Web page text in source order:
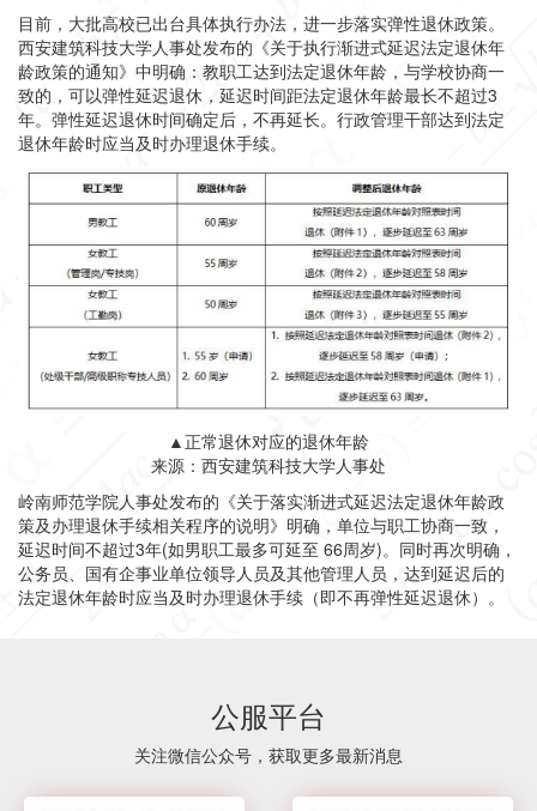
目前，大批高校已出台具体执行办法，进一步落实弹性退休政策。
西安建筑科技大学人事处发布的《关于执行渐进式延迟法定退休年
龄政策的通知》中明确：教职工达到法定退休年龄，与学校协商一
致的，可以弹性延迟退休，延迟时间距法定退休年龄最长不超过3
年。弹性延迟退休时间确定后，不再延长。行政管理干部达到法定
退休年龄时应当及时办理退休手续。
▲正常退休对应的退休年龄
来源： 西安建筑科技大学人事处
岭南师范学院人事处发布的《关于落实渐进式延迟法定退休年龄政
策及办理退休手续相关程序的说明》明确，单位与职工协商一致，
延迟时间不超过3年(如男职工最多可延至 66周岁)。同时再次明确，
公务员、国有企事业单位领导人员及其他管理人员，达到延迟后的
法定退休年龄时应当及时办理退休手续（即不再弹性延迟退休）。
公服平台
关注微信公众号，获取更多最新消息